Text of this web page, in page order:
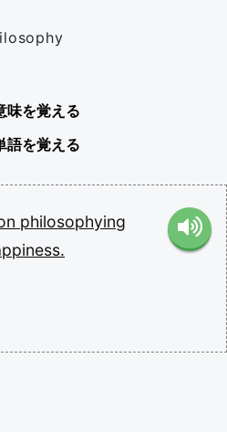
味を覚える
語を覚える
philosophying